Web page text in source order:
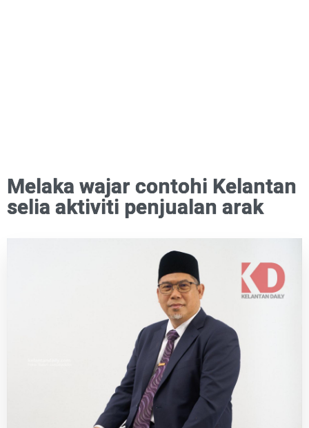
Melaka wajar contohi Kelantan
selia aktiviti penjualan arak